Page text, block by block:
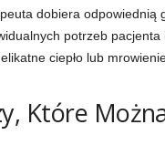
dobiera odpowiednią
potrzeb
ciepło lub
Które